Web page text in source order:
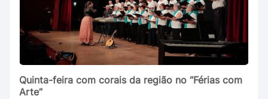
Quinta-feira com corais da região no “Férias com
Arte”